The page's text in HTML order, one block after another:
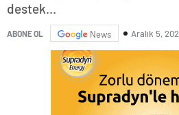
destek...
ABONE OL News Aralık 5,